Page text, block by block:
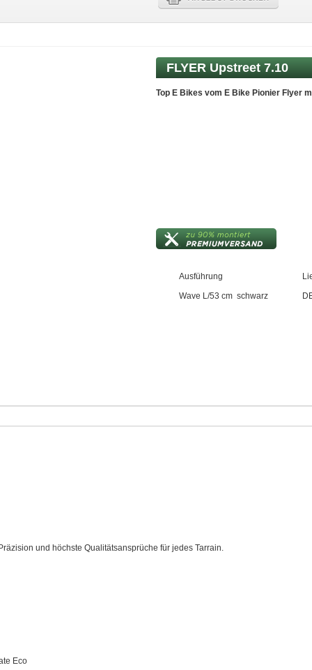
FLYERUpstreet 7.10
Top E Bikes vom E Bike Pionier Flyer
Ausführung
Wave L/53 cm schwarz
und höchste Qualitätsansprüche für jedes Tarrain.
Eco